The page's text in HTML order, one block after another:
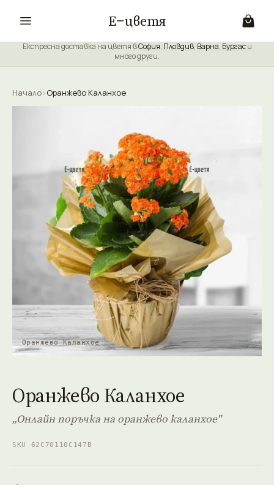
Е цветя
Експресна доставка на цветя вСофия, Пловдив, Варна, Бургаси
много други.
Начало›Оранжево Каланхое
Оранжево Каланхое
Оранжево Каланхое
„Онлайн поръчка на оранжево каланхое"
SKU 62C70110C147B